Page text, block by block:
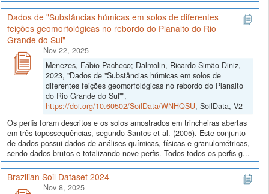
Dados de "Substâncias húmicas em solos de diferentes
feições geomorfológicas no rebordo do Planalto do Rio
Grande do Sul"
Nov 22, 2025
Menezes, Fábio Pacheco; Dalmolin, Ricardo Simão Diniz,
2023, "Dados de "Substâncias húmicas em solos de
diferentes feições geomorfológicas no rebordo do Planalto
do Rio Grande do Sul"",
https://doi.org/10.60502/SoilData/WNHQSU, SoilData, V2
Os perfis foram descritos e os solos amostrados em trincheiras abertas
em três topossequências, segundo Santos et al. (2005). Este conjunto
de dados possui dados de análises químicas, físicas e granulométricas,
sendo dados brutos e totalizando nove perfis. Todos todos os perfis g...
Brazilian Soil Dataset 2024
Nov 8, 2025